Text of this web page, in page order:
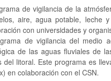
de vigilancia de la
aire, agua potable, leche
con universidades y
de vigilancia del medio
de las aguas fluviales de
del litoral. Este programa es
en colaboración con el CSN.